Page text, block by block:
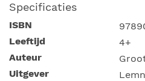
Specificaties
ISBN
Leeftijd
4+
Auteur
Uitgever